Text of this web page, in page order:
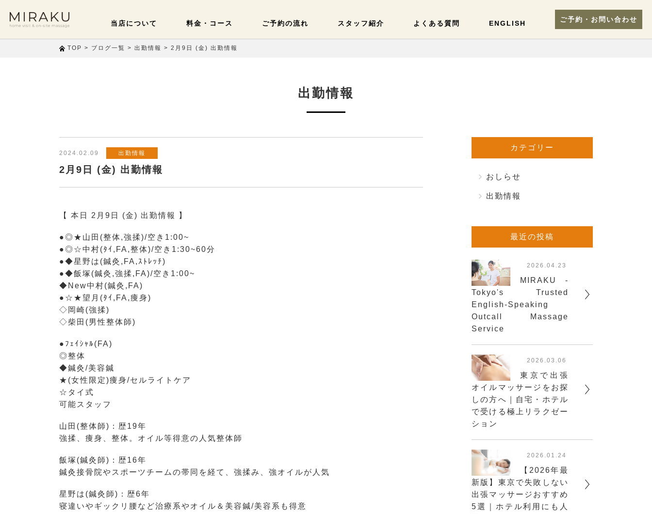
当店について 料金・コース ご予約の流れ スタッフ紹介 よくある質問 ENGLISH ご予約・お問い合わせ
TOP > ブログ一覧 > 出勤情報 > 2月9日 (金) 出勤情報
出勤情報
2024.02.09 出勤情報
2月9日 (金) 出勤情報
【 本日 2月9日 (金) 出勤情報 】
●◎★山田(整体,強揉)/空き1:00~
●◎☆中村(ﾀｲ,FA,整体)/空き1:30~60分
●◆星野は(鍼灸,FA,ｽﾄﾚｯﾁ)
●◆飯塚(鍼灸,強揉,FA)/空き1:00~
◆New中村(鍼灸,FA)
●☆★望月(ﾀｲ,FA,痩身)
◇岡崎(強揉)
◇柴田(男性整体師)
●ﾌｪｲｼｬﾙ(FA)
◎整体
◆鍼灸/美容鍼
★(女性限定)痩身/セルライトケア
☆タイ式
可能スタッフ
山田(整体師)：歴19年
強揉、痩身、整体。オイル等得意の人気整体師
飯塚(鍼灸師)：歴16年
鍼灸接骨院やスポーツチームの帯同を経て、強揉み、強オイルが人気
星野は(鍼灸師)：歴6年
寝違いやギックリ腰など治療系やオイル＆美容鍼/美容系も得意
カテゴリー
おしらせ
出勤情報
最近の投稿
2026.04.23
MIRAKU -
Tokyo's Trusted
English-Speaking
Outcall Massage
Service
2026.03.06
東京で出張
オイルマッサージをお探
しの方へ｜自宅・ホテル
で受ける極上リラクゼー
ション
2026.01.24
【2026年最
新版】東京で失敗しない
出張マッサージおすすめ
5選｜ホテル利用にも人